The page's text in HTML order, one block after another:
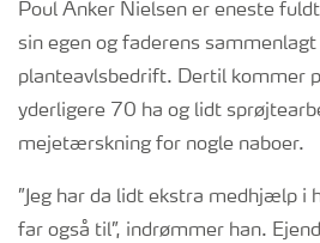
Poul Anker Nielsen er eneste
sin egen og faderens
planteavlsbedrift. Dertil kommer
yderligere 70 ha og lidt
mejetærskning for nogle naboer.
”Jeg har da lidt ekstra medhjælp i
far også til”, indrømmer han.